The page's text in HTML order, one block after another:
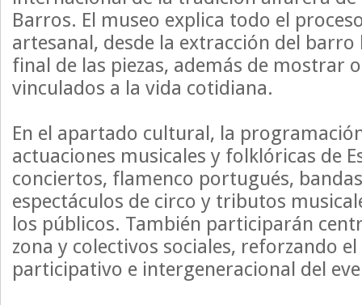
Barros. El museo explica todo el
artesanal, desde la extracción del barro
final de las piezas, además de mostrar
vinculados a la vida cotidiana.
En el apartado cultural, la
actuaciones musicales y folklóricas de
conciertos, flamenco portugués,
espectáculos de circo y tributos
los públicos. También participarán
zona y colectivos sociales, reforzando
participativo e intergeneracional del